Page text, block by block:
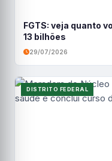
FGTS: veja quanto
13 bilhões
29/07/2026
DISTRITO FEDERAL